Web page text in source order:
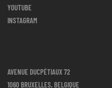
YOUTUBE
INSTAGRAM
AVENUE DUCPÉTIAUX 72
1060 BRUXELLES, BELGIQUE